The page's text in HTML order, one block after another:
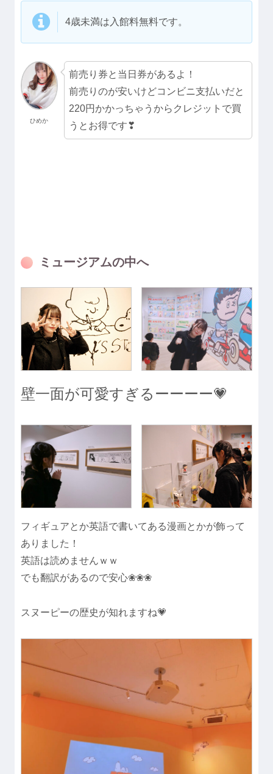
4歳未満は入館料無料です。
ひめか
前売り券と当日券があるよ！
前売りのが安いけどコンビニ支払いだと
220円かかっちゃうからクレジットで買
うとお得です❣
ミュージアムの中へ
壁一面が可愛すぎるーーーー💗
フィギュアとか英語で書いてある漫画とかが飾って
ありました！
英語は読めませんｗｗ
でも翻訳があるので安心❀❀❀
スヌーピーの歴史が知れますね💗